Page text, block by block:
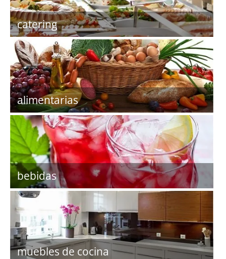
catering
alimentarias
bebidas
muebles de cocina